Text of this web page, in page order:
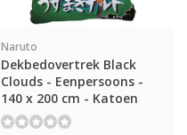
Naruto
Dekbedovertrek Black
Clouds - Eenpersoons -
140 x 200 cm - Katoen